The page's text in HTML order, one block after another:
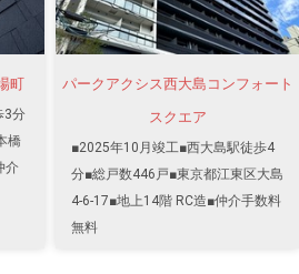
町
3分
橋
介
パークアクシス西大島コンフォート
スクエア
■2025年10月竣工■西大島駅徒歩4
分■総戸数446戸■東京都江東区大島
4-6-17■地上14階 RC造■仲介手数料
無料